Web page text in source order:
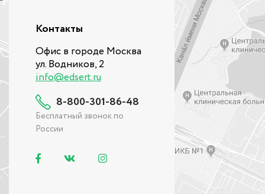
Контакты
Офис в городе Москва
ул. Водников, 2
info@edsert.ru
8-800-301-86-48
Бесплатный звонок по
России